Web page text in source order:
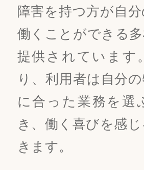
障害を持つ方が自
働くことができる
提供されています
り、利用者は自分
に合った業務を選
き、働く喜びを感
きます。